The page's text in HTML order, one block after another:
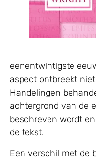
eenentwintigste
aspect ontbreekt
Handelingen
achtergrond van de
beschreven wordt
de tekst.
Een verschil met de